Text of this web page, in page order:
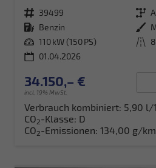
Fahrzeugnr. 39499 Getriebe
Kraftstoff Benzin Außenfarbe
Leistung 110 kW (150 PS) Kilometerstand
01.04.2026
34.150,– €
incl. 19% MwSt.
Verbrauch kombiniert: 5,90 l/
CO2-Klasse: D
CO2-Emissionen: 134,00 g/km